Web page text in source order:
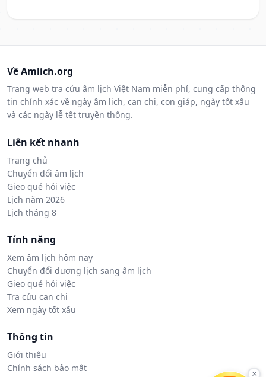
Về Amlich.org
Trang web tra cứu âm lịch Việt Nam miễn phí, cung cấp thông
tin chính xác về ngày âm lịch, can chi, con giáp, ngày tốt xấu
và các ngày lễ tết truyền thống.
Liên kết nhanh
Trang chủ
Chuyển đổi âm lịch
Gieo quẻ hỏi việc
Lịch năm 2026
Lịch tháng 8
Tính năng
Xem âm lịch hôm nay
Chuyển đổi dương lịch sang âm lịch
Gieo quẻ hỏi việc
Tra cứu can chi
Xem ngày tốt xấu
Thông tin
Giới thiệu
Chính sách bảo mật
×